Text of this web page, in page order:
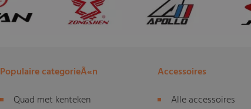
Populaire categorieÃ«n
Quad met kenteken
Accessoires
Alle accessoires